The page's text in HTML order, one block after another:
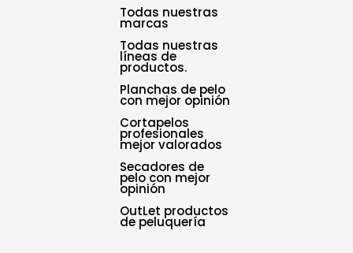
Todas nuestras
marcas
Todas nuestras
líneas de
productos.
Planchas de pelo
con mejor opinión
Cortapelos
profesionales
mejor valorados
Secadores de
pelo con mejor
opinión
OutLet productos
de peluquería